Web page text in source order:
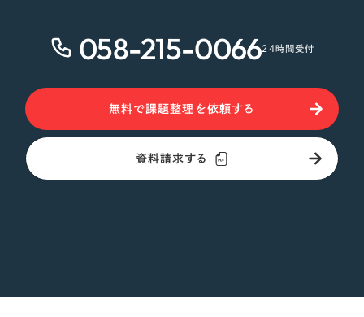
058-215-006624時間受付
無料で課題整理を依頼する
資料請求する